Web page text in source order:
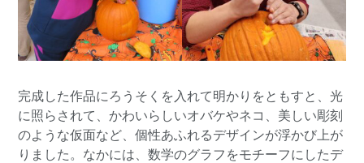
完成した作品にろうそくを入れて明かりをともすと、光
に照らされて、かわいらしいオバケやネコ、美しい彫刻
のような仮面など、個性あふれるデザインが浮かび上が
りました。なかには、数学のグラフをモチーフにしたデ